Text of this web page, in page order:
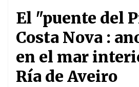
El "puente del
Costa Nova :
en el mar
Ría de Aveiro